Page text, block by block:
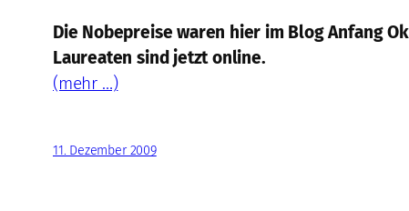
Die Nobepreise waren hier im Blog Anfang
Laureaten sind jetzt online.
(mehr …)
11. Dezember 2009